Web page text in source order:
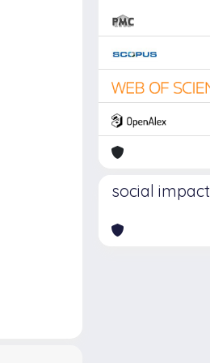
social impact